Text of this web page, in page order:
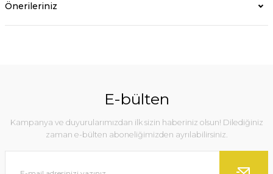
Önerileriniz
E-bülten
Kampanya ve duyurularımızdan ilk sizin haberiniz olsun! Dilediğiniz
zaman e-bülten aboneliğimizden ayrılabilirsiniz.